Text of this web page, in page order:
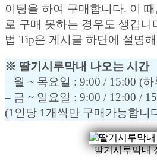
이팅을 하여 구매합니다. 이
로 구매 못하는 경우도 생깁
법 Tip은 게시글 하단에 설명
※ 딸기시루막내 나오는 시간
– 월 ~ 목요일 : 9:00 / 15:00 (
– 금 ~ 일요일 : 9:00 / 12:00 /
(1인당 1개씩만 구매가능합니
딸기시루막내